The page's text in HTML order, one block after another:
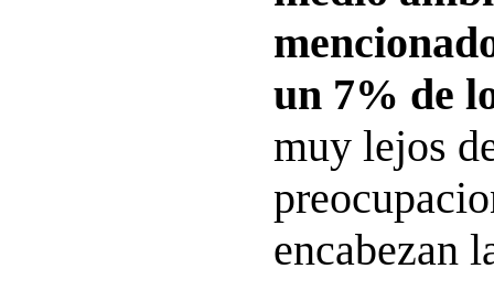
un 7% de
muy lejos
encabezan